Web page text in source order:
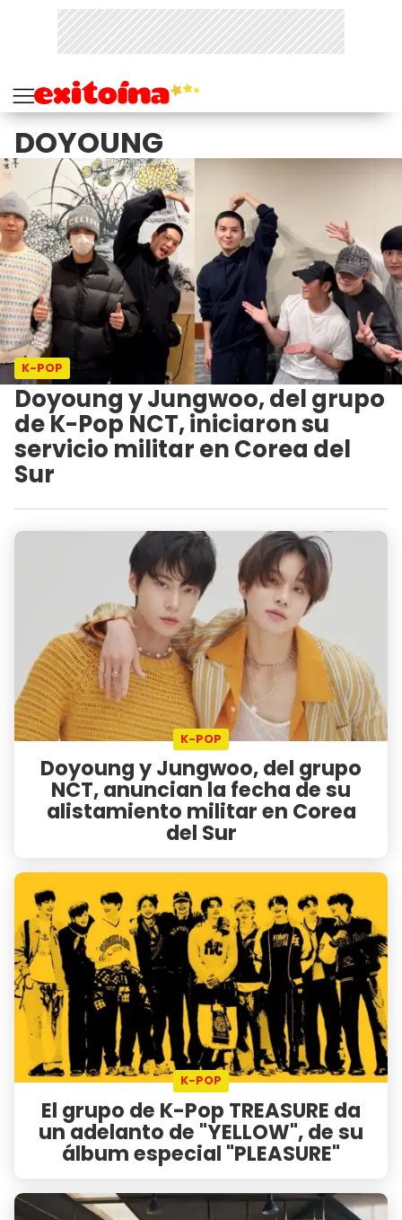
DOYOUNG
K-POP
Doyoung y Jungwoo, del grupo
de K-Pop NCT, iniciaron su
servicio militar en Corea del
Sur
K-POP
Doyoung y Jungwoo, del grupo
NCT, anuncian la fecha de su
alistamiento militar en Corea
del Sur
K-POP
El grupo de K-Pop TREASURE da
un adelanto de "YELLOW", de su
álbum especial "PLEASURE"